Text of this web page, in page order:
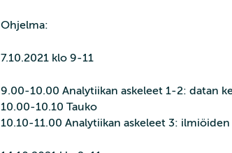
Ohjelma:
7.10.2021 klo 9-11
9.00-10.00 Analytiikan askeleet 1-2: datan
10.00-10.10 Tauko
10.10-11.00 Analytiikan askeleet 3: